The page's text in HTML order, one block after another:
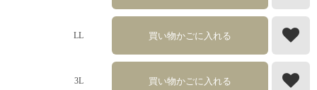
LL 買い物かごに入れる
3L 買い物かごに入れる